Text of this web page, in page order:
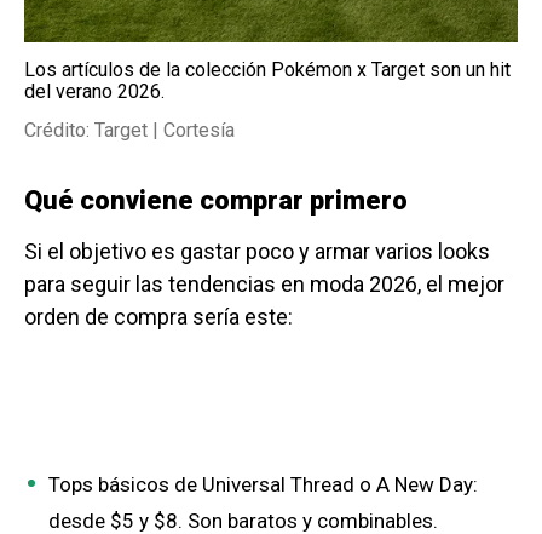
Los artículos de la colección Pokémon x Target son un hit
del verano 2026.
Crédito: Target | Cortesía
Qué conviene comprar primero
Si el objetivo es gastar poco y armar varios looks
para seguir las tendencias en moda 2026, el mejor
orden de compra sería este:
Tops básicos de Universal Thread o A New Day:
desde $5 y $8. Son baratos y combinables.